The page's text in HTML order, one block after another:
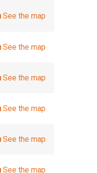
See the map
See the map
See the map
See the map
See the map
See the map